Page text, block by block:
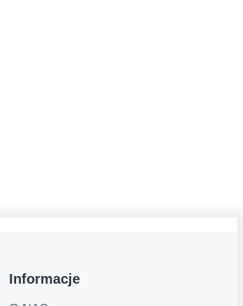
Informacje